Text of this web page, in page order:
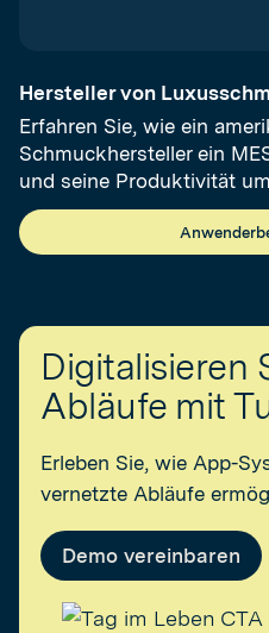
Hersteller von
Erfahren Sie, wie ein
Schmuckhersteller ein
und seine Produktivität
Digitalisieren
Abläufe mit
Erleben Sie, wie App-
vernetzte Abläufe
Demo vereinbaren